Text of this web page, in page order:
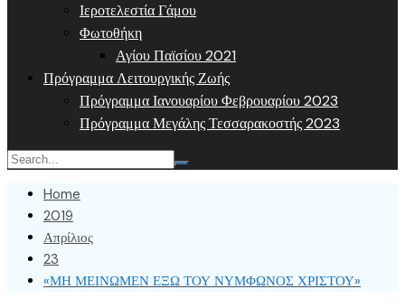
Ιεροτελεστία Γάμου
Φωτοθήκη
Αγίου Παϊσίου 2021
Πρόγραμμα Λειτουργικής Ζωής
Πρόγραμμα Ιανουαρίου Φεβρουαρίου 2023
Πρόγραμμα Μεγάλης Τεσσαρακοστής 2023
Home
2019
Απρίλιος
23
«ΜΗ ΜΕΙΝΩΜΕΝ ΕΞΩ ΤΟΥ ΝΥΜΦΩΝΟΣ ΧΡΙΣΤΟΥ»